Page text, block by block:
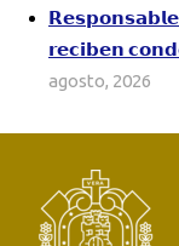
𝗿𝗲𝗰𝗶𝗯𝗲𝗻
agosto, 2026